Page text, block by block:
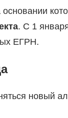
. С 1
ЕГРН.
новый